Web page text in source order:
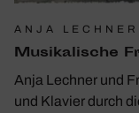
ANJA LECHNER
Musi­ka­li­sche
Anja Lechner und
und Klavier durch